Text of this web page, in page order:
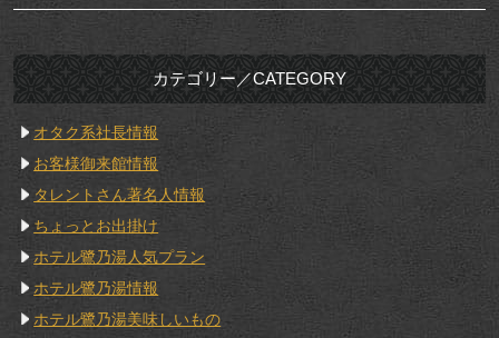
カテゴリー／CATEGORY
オタク系社長情報
お客様御来館情報
タレントさん著名人情報
ちょっとお出掛け
ホテル鷺乃湯人気プラン
ホテル鷺乃湯情報
ホテル鷺乃湯美味しいもの